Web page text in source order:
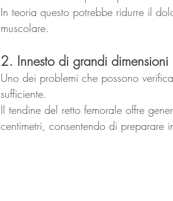
In teoria questo potrebbe ridurre il
muscolare.
2. Innesto di grandi dimensioni
Uno dei problemi che possono
sufficiente.
Il tendine del retto femorale offre
centimetri, consentendo di preparare